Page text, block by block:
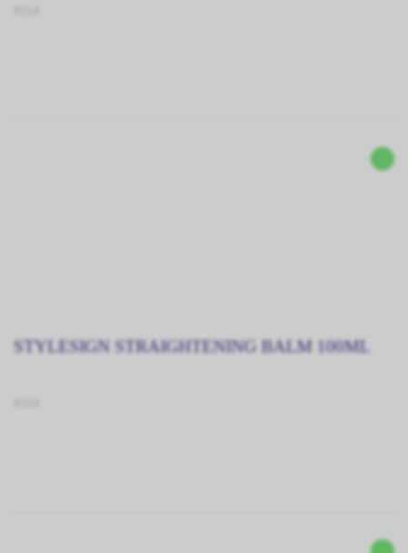
STYLESIGN STRAIGHTENING BALM 100ML